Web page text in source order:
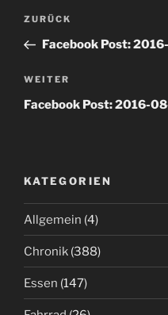
Beitrags-
Vorheriger
Beitrag
ZURÜCK
Facebook Post:
Nächster
Beitrag
WEITER
Facebook Post: 2016-
KATEGORIEN
Allgemein (4)
Chronik (388)
Essen (147)